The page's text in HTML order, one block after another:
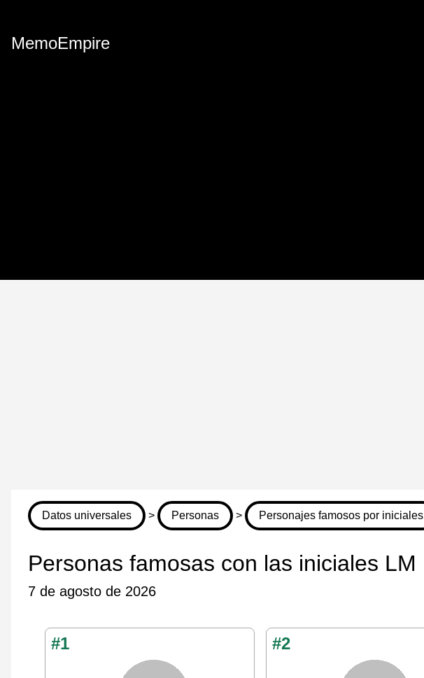
MemoEmpire
Datos universales > Personas > Personajes famosos por iniciales
Personas famosas con las iniciales LM
7 de agosto de 2026
#1 #2